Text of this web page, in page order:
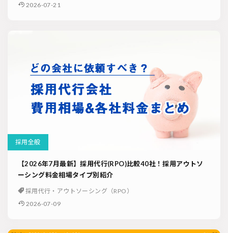
2026-07-21
採用全般
【2026年7月最新】採用代行(RPO)比較40社！採用アウトソ
ーシング料金相場タイプ別紹介
採用代行・アウトソーシング（RPO）
2026-07-09